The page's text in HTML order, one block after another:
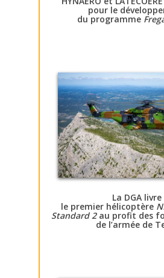
pour le
du programme
La DGA livre
le premier hélicoptère
Standard 2au profit des
de l’armée de